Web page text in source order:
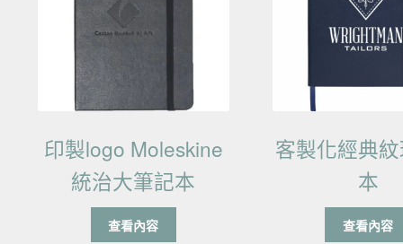
印製logo Moleskine
統治大筆記本
查看內容
客製化經典
本
查看內容